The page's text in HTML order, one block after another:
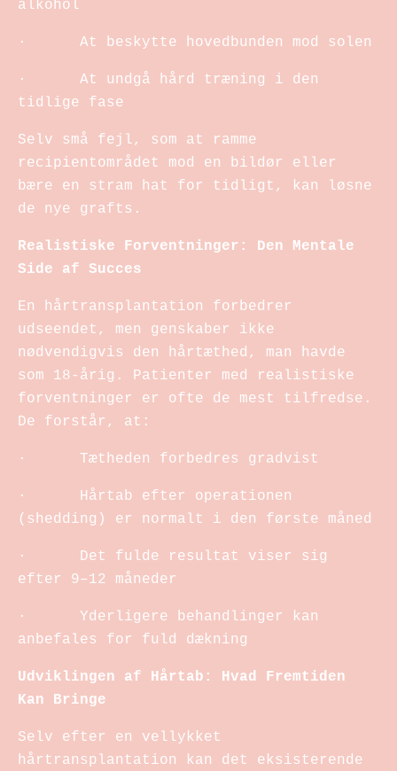
alkohol
· At beskytte hovedbunden mod solen
· At undgå hård træning i den
tidlige fase
Selv små fejl, som at ramme
recipientområdet mod en bildør eller
bære en stram hat for tidligt, kan løsne
de nye grafts.
Realistiske Forventninger: Den Mentale
Side af Succes
En hårtransplantation forbedrer
udseendet, men genskaber ikke
nødvendigvis den hårtæthed, man havde
som 18-årig. Patienter med realistiske
forventninger er ofte de mest tilfredse.
De forstår, at:
· Tætheden forbedres gradvist
· Hårtab efter operationen
(shedding) er normalt i den første måned
· Det fulde resultat viser sig
efter 9–12 måneder
· Yderligere behandlinger kan
anbefales for fuld dækning
Udviklingen af Hårtab: Hvad Fremtiden
Kan Bringe
Selv efter en vellykket
hårtransplantation kan det eksisterende